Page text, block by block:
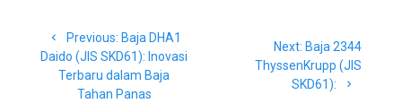
posPrevious: Previous
post:
Baja DHA1
Daido (JIS SKD61): Inovasi
Terbaru dalam Baja
Tahan Panas
Next: Next
post:
Baja 2344
ThyssenKrupp (JIS
SKD61):